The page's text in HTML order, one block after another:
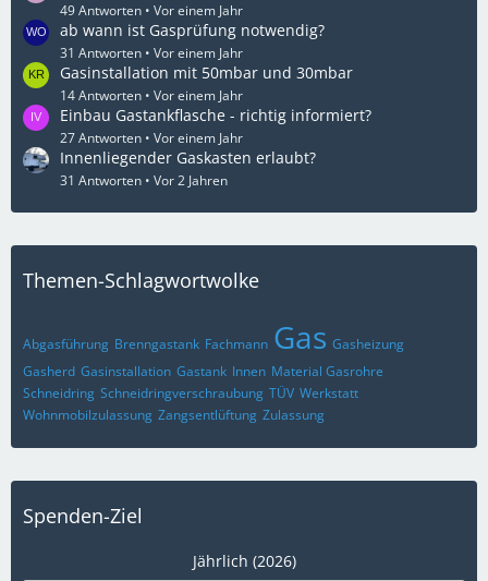
49 Antworten Vor einem Jahr
ab wann ist Gasprüfung notwendig?
31 Antworten Vor einem Jahr
Gasinstallation mit 50mbar und 30mbar
14 Antworten Vor einem Jahr
Einbau Gastankflasche - richtig informiert?
27 Antworten Vor einem Jahr
Innenliegender Gaskasten erlaubt?
31 Antworten Vor 2 Jahren
Themen-Schlagwortwolke
Abgasführung Brenngastank Fachmann Gas Gasheizung
Gasherd Gasinstallation Gastank Innen Material Gasrohre
Schneidring Schneidringverschraubung TÜV Werkstatt
Wohnmobilzulassung Zangsentlüftung Zulassung
Spenden-Ziel
Jährlich (2026)